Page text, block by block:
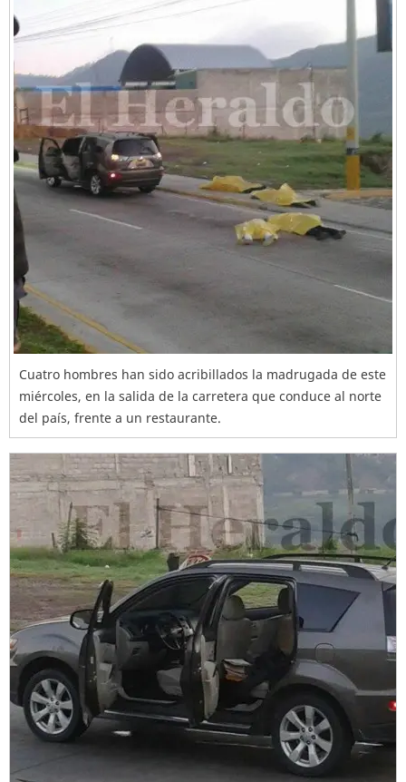
Cuatro hombres han sido acribillados la madrugada de este
miércoles, en la salida de la carretera que conduce al norte
del país, frente a un restaurante.